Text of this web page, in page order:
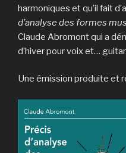
harmoniques et qu’il fait
d’analyse des formes
Claude Abromont qui a
d’hiver pour voix et…
Une émission produite et